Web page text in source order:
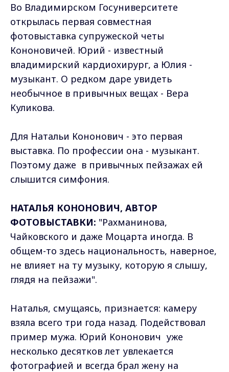
Во Владимирском Госуниверситете
открылась первая совместная
фотовыставка супружеской четы
Кононовичей. Юрий - известный
владимирский кардиохирург, а Юлия -
музыкант. О редком даре увидеть
необычное в привычных вещах - Вера
Куликова.
Для Натальи Кононович - это первая
выставка. По профессии она - музыкант.
Поэтому даже в привычных пейзажах ей
слышится симфония.
НАТАЛЬЯ КОНОНОВИЧ, АВТОР
ФОТОВЫСТАВКИ: "Рахманинова,
Чайковского и даже Моцарта иногда. В
общем-то здесь национальность, наверное,
не влияет на ту музыку, которую я слышу,
глядя на пейзажи".
Наталья, смущаясь, признается: камеру
взяла всего три года назад. Подействовал
пример мужа. Юрий Кононович уже
несколько десятков лет увлекается
фотографией и всегда брал жену на